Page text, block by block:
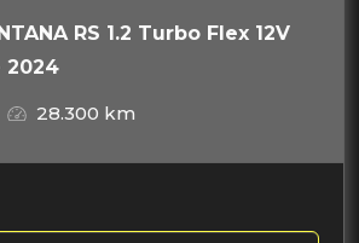
RS 1.2 Turbo Flex 12V
2024
28.300 km